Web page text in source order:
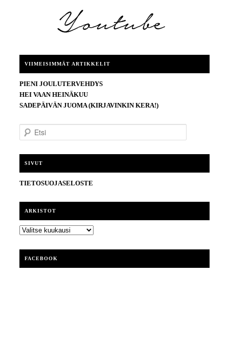
VIIMEISIMMÄT ARTIKKELIT
PIENI JOULUTERVEHDYS
HEI VAAN HEINÄKUU
SADEPÄIVÄN JUOMA (KIRJAVINKIN KERA!)
t
SIVUT
TIETOSUOJASELOSTE
ARKISTOT
ARKISTOT
FACEBOOK